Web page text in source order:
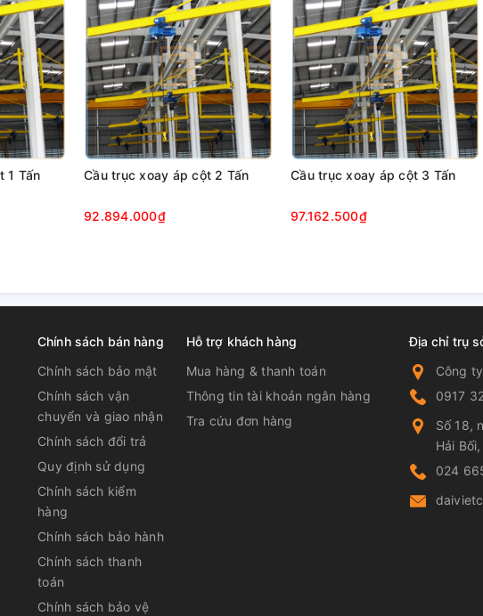
Cầu trục dầm đơn
đơngồm:dầm chính & dầm biên.
thước định sẵn) & được liên kết chặt chẽ với nhau qua các mối hàn.
1 Tấn Cầu trục xoay áp cột 2 Tấn
92.894.000₫
Cầu trục xoay áp cột 3 Tấn
97.162.500₫
Chính sách bán hàng
Chính sách bảo mật
Chính sách vận
chuyển và giao nhận
Chính sách đổi trả
Quy định sử dụng
Chính sách kiểm
hàng
Chính sách bảo hành
Chính sách thanh
toán
Chính sách bảo vệ
Hỗ trợ khách hàng
Mua hàng & thanh toán
Thông tin tài khoản ngân hàng
Tra cứu đơn hàng
Địa chỉ trụ
Công
0917
Số 18,
Hải
024